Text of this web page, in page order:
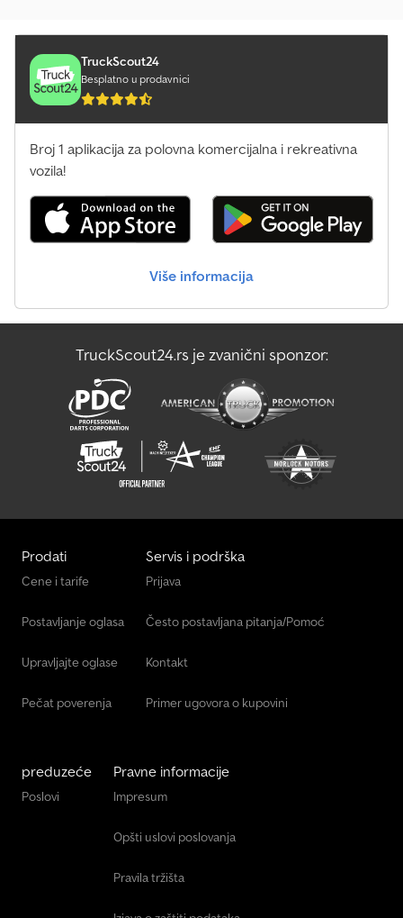
TruckScout24
Besplatno u prodavnici
Broj 1 aplikacija za polovna komercijalna i rekreativna
vozila!
Više informacija
TruckScout24.rs je zvanični sponzor:
Prodati
Cene i tarife
Postavljanje oglasa
Upravljajte oglase
Pečat poverenja
Servis i podrška
Prijava
Često postavljana pitanja/Pomoć
Kontakt
Primer ugovora o kupovini
preduzeće
Poslovi
Pravne informacije
Impresum
Opšti uslovi poslovanja
Pravila tržišta